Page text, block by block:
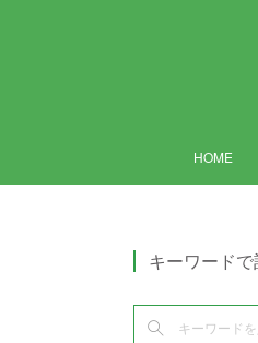
HOME
キーワード